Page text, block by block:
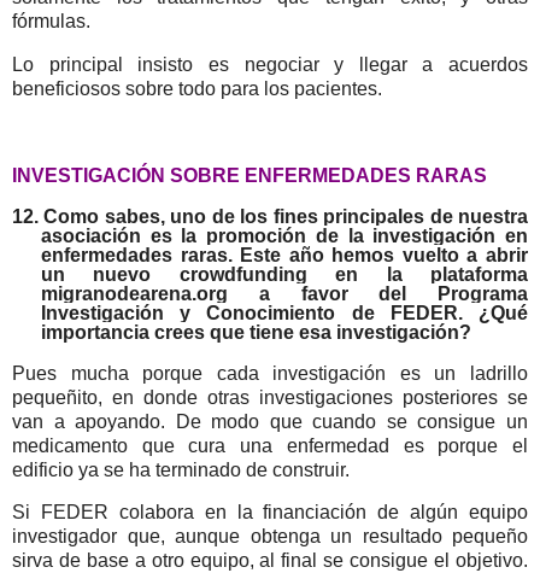
fórmulas.
Lo principal insisto es negociar y llegar a acuerdos
beneficiosos sobre todo para los pacientes.
INVESTIGACIÓN SOBRE ENFERMEDADES RARAS
12.Como sabes, uno de los fines principales de nuestra
asociación es la promoción de la investigación en
enfermedades raras. Este año hemos vuelto a abrir
un nuevo crowdfunding en la plataforma
migranodearena.org a favor del Programa
Investigación y Conocimiento de FEDER. ¿Qué
importancia crees que tiene esa investigación?
Pues mucha porque cada investigación es un ladrillo
pequeñito, en donde otras investigaciones posteriores se
van a apoyando. De modo que cuando se consigue un
medicamento que cura una enfermedad es porque el
edificio ya se ha terminado de construir.
Si FEDER colabora en la financiación de algún equipo
investigador que, aunque obtenga un resultado pequeño
sirva de base a otro equipo, al final se consigue el objetivo.